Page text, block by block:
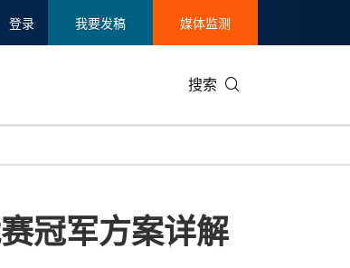
登录 我要发稿 媒体监测
搜索
碳中和
娱乐时尚与艺术
新加坡
冠军方案详解